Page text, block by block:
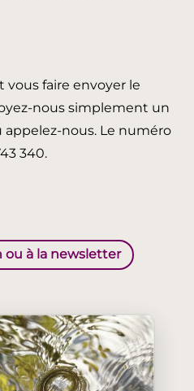
vous faire envoyer le
nous simplement un
appelez-nous. Le numéro
340.
à la newsletter